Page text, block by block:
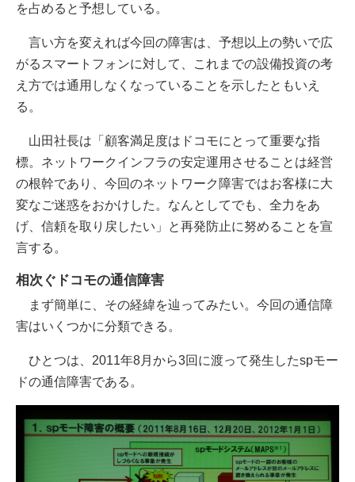
を占めると予想している。
言い方を変えれば今回の障害は、予想以上の勢いで広
がるスマートフォンに対して、これまでの設備投資の考
え方では通用しなくなっていることを示したともいえ
る。
山田社長は「顧客満足度はドコモにとって重要な指
標。ネットワークインフラの安定運用させることは経営
の根幹であり、今回のネットワーク障害ではお客様に大
変なご迷惑をおかけした。なんとしてでも、全力をあ
げ、信頼を取り戻したい」と再発防止に努めることを宣
言する。
相次ぐドコモの通信障害
まず簡単に、その経緯を辿ってみたい。今回の通信障
害はいくつかに分類できる。
ひとつは、2011年8月から3回に渡って発生したspモー
ドの通信障害である。